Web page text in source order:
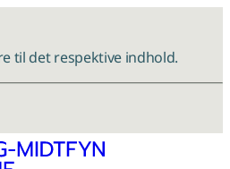
til det respektive indhold.